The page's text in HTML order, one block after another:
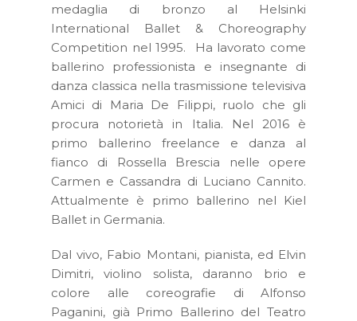
medaglia di bronzo al Helsinki
International Ballet & Choreography
Competition nel 1995. Ha lavorato come
ballerino professionista e insegnante di
danza classica nella trasmissione televisiva
Amici di Maria De Filippi, ruolo che gli
procura notorietà in Italia. Nel 2016 è
primo ballerino freelance e danza al
fianco di Rossella Brescia nelle opere
Carmen e Cassandra di Luciano Cannito.
Attualmente è primo ballerino nel Kiel
Ballet in Germania.
Dal vivo, Fabio Montani, pianista, ed Elvin
Dimitri, violino solista, daranno brio e
colore alle coreografie di Alfonso
Paganini, già Primo Ballerino del Teatro